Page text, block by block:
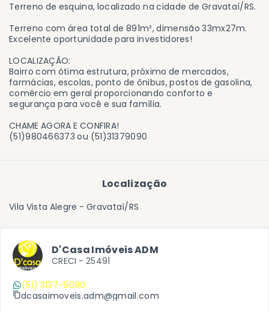
Terreno de esquina, localizado na cidade de Gravataí/RS.
Terreno com área total de 891m², dimensão 33mx27m.
Excelente oportunidade para investidores!
LOCALIZAÇÃO:
Bairro com ótima estrutura, próximo de mercados,
farmácias, escolas, ponto de ônibus, postos de gasolina,
comércio em geral proporcionando conforto e
segurança para você e sua família.
CHAME AGORA E CONFIRA!
(51)980466373 ou (51)31379090
Localização
Vila Vista Alegre - Gravataí/RS
D'Casa Imóveis ADM
CRECI - 25491
(51) 3137-9090
dcasaimoveis.adm@gmail.com